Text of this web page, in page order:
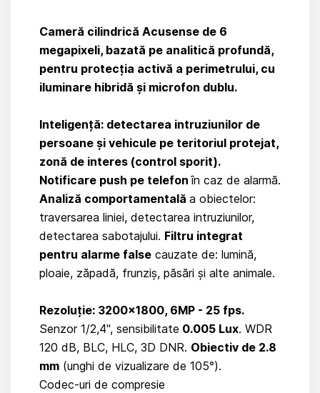
Cameră cilindrică Acusense de 6
megapixeli, bazată pe analitică profundă,
pentru protecția activă a perimetrului, cu
iluminare hibridă și microfon dublu.
Inteligență: detectarea intruziunilor de
persoane și vehicule pe teritoriul protejat,
zonă de interes (control sporit).
Notificare push pe telefonîn caz de alarmă.
Analiză comportamentală a obiectelor:
traversarea liniei, detectarea intruziunilor,
detectarea sabotajului. Filtru integrat
pentru alarme false cauzate de: lumină,
ploaie, zăpadă, frunziș, păsări și alte animale.
Rezoluție: 3200×1800, 6MP - 25 fps.
Senzor 1/2,4", sensibilitate 0.005 Lux. WDR
120 dB, BLC, HLC, 3D DNR. Obiectiv de 2.8
mm (unghi de vizualizare de 105°).
Codec-uri de compresie